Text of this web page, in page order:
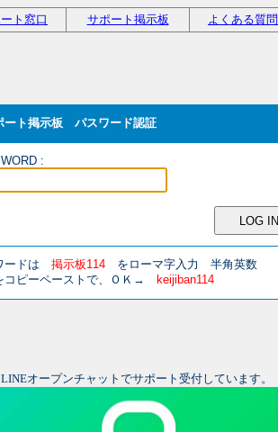
ト窓口 サポート掲示板 よくある質問
ート掲示板 パスワード認証
:
ードは 掲示板114をローマ字入力 半角英数
コピーペーストで、ＯＫ→
keijiban114
LINEオープンチャットでサポート受付しています。